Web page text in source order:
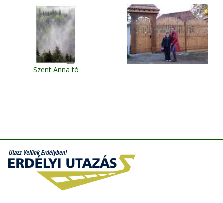
Szent Anna tó